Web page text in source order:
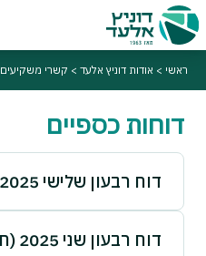
ראשי > אודות דוניץ אלעד > קשרי משקיעים
דוחות כספיים
דוח רבעון שלישי 2025
דוח רבעון שני 2025 (חצי שנתי)